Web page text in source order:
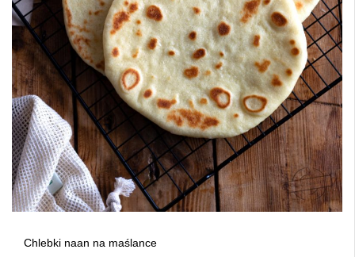
Chlebki naan na maślance